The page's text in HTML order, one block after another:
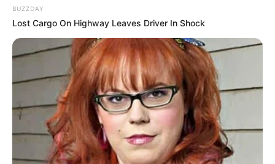
BUZZDAY
Lost Cargo On Highway Leaves Driver In Shock